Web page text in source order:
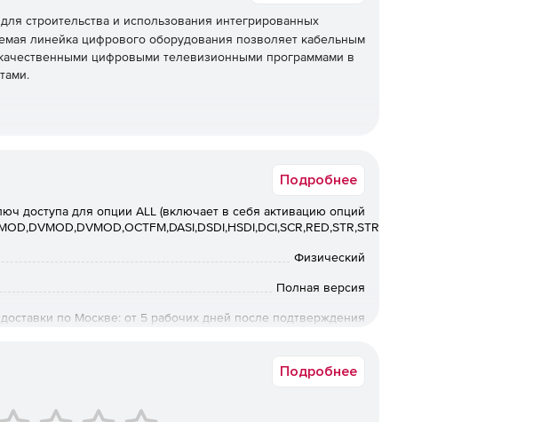
строительства и использования интегрированных
линейка цифрового оборудования позволяет кабельным
цифровыми телевизионными программами в
Подробнее
доступа для опции ALL (включает в себя активацию опций
Физический
Полная версия
по Москве: от 5 рабочих дней после подтверждения
менеджерам Softline.
Подробнее